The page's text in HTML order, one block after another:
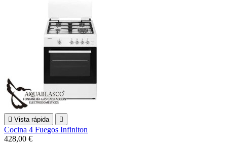
 Vista rápida 
Cocina 4 Fuegos Infiniton
428,00 €